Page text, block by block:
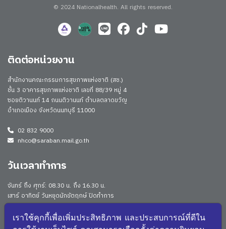
© 2024 Nationalhealth. All rights reserved.
ติดต่อหน่วยงาน
สำนักงานคณะกรรมการสุขภาพแห่งชาติ (สช.)
ชั้น 3 อาคารสุขภาพแห่งชาติ เลขที่ 88/39 หมู่ 4
ซอยติวานนท์ 14 ถนนติวานนท์ ตำบลตลาดขวัญ
อำเภอเมือง จังหวัดนนทบุรี 11000
02 832 9000
nhco@saraban.mail.go.th
วันเวลาทำการ
จันทร์ ถึง ศุกร์: 08.30 น. ถึง 16.30 น.
เสาร์ อาทิตย์ วันหยุดนักขัตฤกษ์ ปิดทำการ
Work From Anywhere (WFA)/ Work From Home (WFH)
ดูประกาศนโยบาย
เราใช้คุกกี้เพื่อเพิ่มประสิทธิภาพ และประสบการณ์ที่ดีใน